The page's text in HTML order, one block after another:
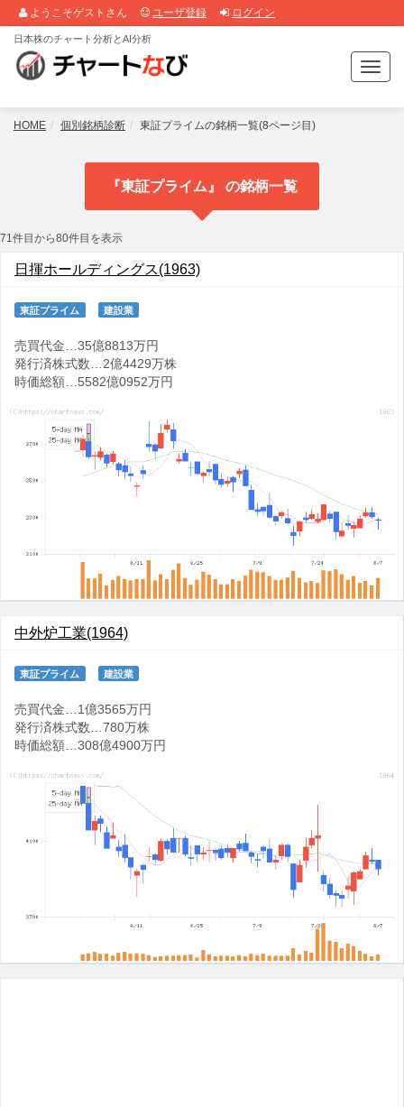
ようこそゲストさん ユーザ登録 ログイン
T
o
g
日本株のチャート分析とAI分析
HOME 個別銘柄診断 東証プライムの銘柄一覧(8ページ目)
『東証プライム』 の銘柄一覧
71件目から80件目を表示
日揮ホールディングス(1963)
東証プライム 建設業
売買代金…35億8813万円
発行済株式数…2億4429万株
時価総額…5582億0952万円
中外炉工業(1964)
東証プライム 建設業
売買代金…1億3565万円
発行済株式数…780万株
時価総額…308億4900万円